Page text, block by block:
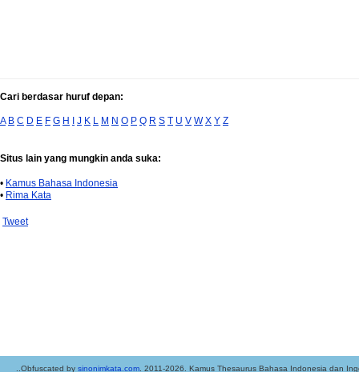
Cari berdasar huruf depan:
A B C D E F G H I J K L M N O P Q R S T U V W X Y Z
Situs lain yang mungkin anda suka:
• Kamus Bahasa Indonesia
• Rima Kata
Tweet
..Obfuscated by sinonimkata.com. 2011-2026. Kamus Thesaurus Bahasa Indonesia dan